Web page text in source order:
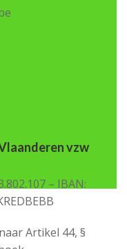
vzw
– IBAN:
Artikel 44, §